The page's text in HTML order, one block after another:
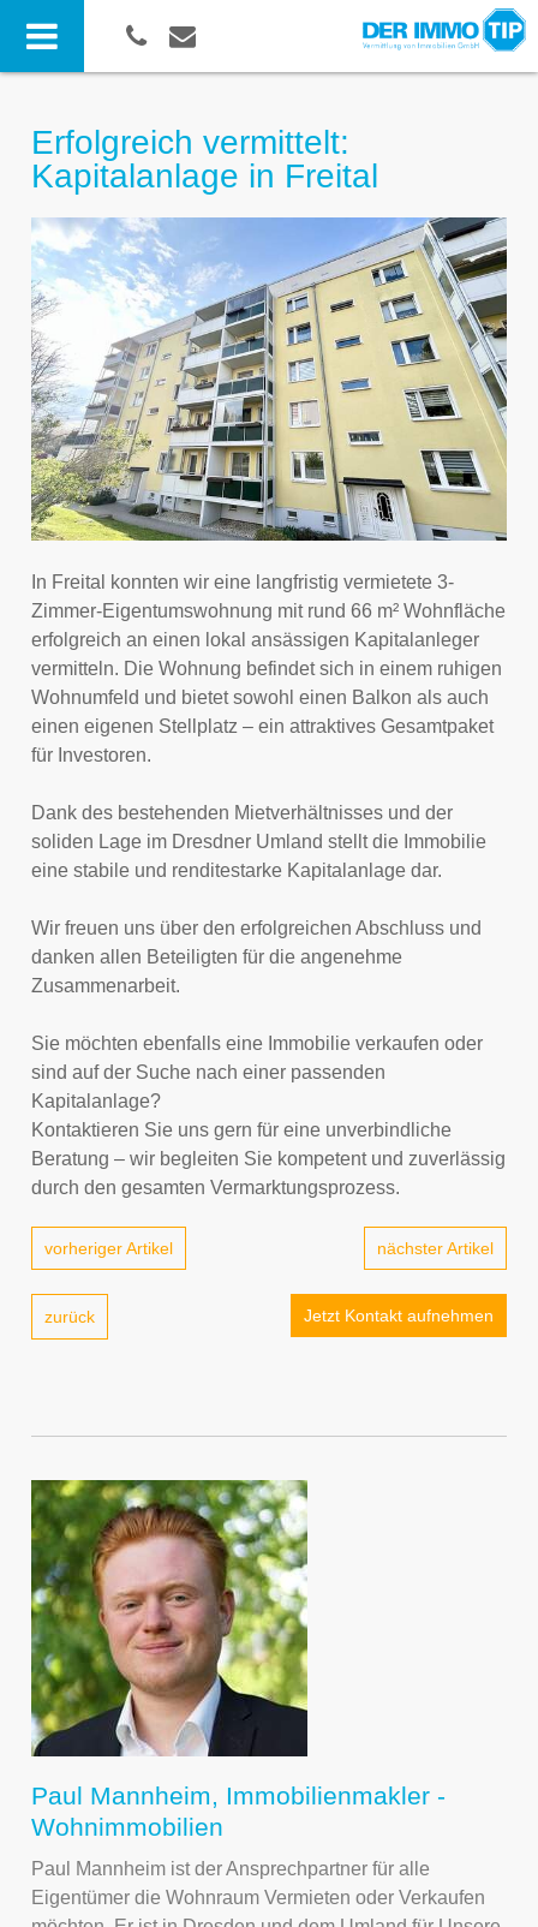
Erfolgreich vermittelt:
Kapitalanlage in Freital
In Freital konnten wir eine langfristig vermietete 3-
Zimmer-Eigentumswohnung mit rund 66 m² Wohnfläche
erfolgreich an einen lokal ansässigen Kapitalanleger
vermitteln. Die Wohnung befindet sich in einem ruhigen
Wohnumfeld und bietet sowohl einen Balkon als auch
einen eigenen Stellplatz – ein attraktives Gesamtpaket
für Investoren.
Dank des bestehenden Mietverhältnisses und der
soliden Lage im Dresdner Umland stellt die Immobilie
eine stabile und renditestarke Kapitalanlage dar.
Wir freuen uns über den erfolgreichen Abschluss und
danken allen Beteiligten für die angenehme
Zusammenarbeit.
Sie möchten ebenfalls eine Immobilie verkaufen oder
sind auf der Suche nach einer passenden
Kapitalanlage?
Kontaktieren Sie uns gern für eine unverbindliche
Beratung – wir begleiten Sie kompetent und zuverlässig
durch den gesamten Vermarktungsprozess.
vorheriger Artikel nächster Artikel
zurück Jetzt Kontakt aufnehmen
Paul Mannheim, Immobilienmakler -
Wohnimmobilien
Paul Mannheim ist der Ansprechpartner für alle
Eigentümer die Wohnraum Vermieten oder Verkaufen